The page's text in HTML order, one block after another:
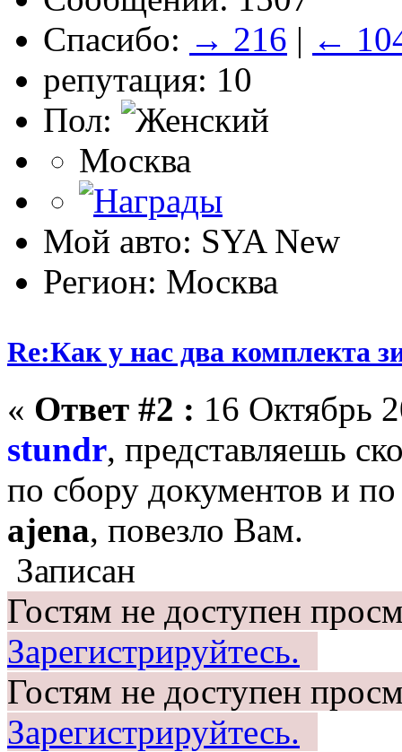
Спасибо: → 216 | ←
репутация: 10
Пол:
Москва
Мой авто: SYA New
Регион: Москва
Re:Как у нас два комплекта
« Ответ #2 : 16 Октябрь
stundr, представляешь
по сбору документов и
ajena, повезло Вам.
Записан
Гостям не доступен
Зарегистрируйтесь.
Гостям не доступен
Зарегистрируйтесь.